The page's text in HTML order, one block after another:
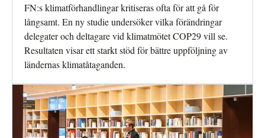
FN:s klimatförhandlingar kritiseras ofta för att gå för
långsamt. En ny studie undersöker vilka förändringar
delegater och deltagare vid klimatmötet COP29 vill se.
Resultaten visar ett starkt stöd för bättre uppföljning av
ländernas klimatåtaganden.